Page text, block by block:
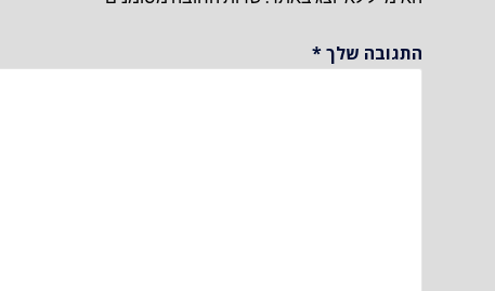
התגובה שלך*